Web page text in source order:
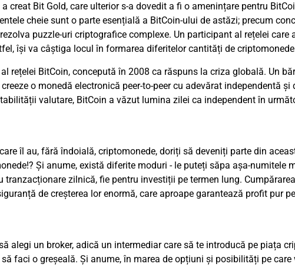
Bit Gold, care ulterior s-a dovedit a fi o amenințare pentru
cheie sunt o parte esențială a BitCoin-ului de astăzi; precum
puzzle-uri criptografice complexe. Un participant al rețelei care
își va câștiga locul în formarea diferitelor cantități de
rețelei BitCoin, concepută în 2008 ca răspuns la criza globală. Un
o monedă electronică peer-to-peer cu adevărat independentă
valutare, BitCoin a văzut lumina zilei ca independent în
îl au, fără îndoială, criptomonede, doriți să deveniți parte din
Și anume, există diferite moduri - le puteți săpa așa-numitele
zilnică, fie pentru investiții pe termen lung.
de creșterea lor enormă, care aproape garantează profit pur
alegi un broker, adică un intermediar care să te introducă pe piața
faci o greșeală. Și anume, în marea de opțiuni și posibilități pe care